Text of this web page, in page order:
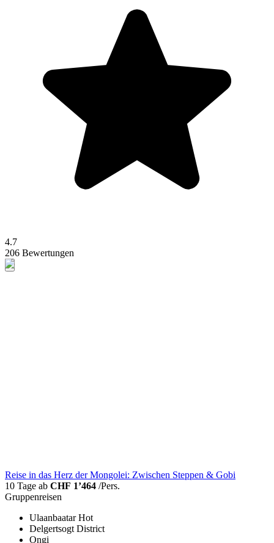
4.7
206 Bewertungen
Reise in das Herz der Mongolei: Zwischen Steppen & Gobi
10 Tage ab CHF 1’464 /Pers.
Gruppenreisen
Ulaanbaatar Hot
Delgertsogt District
Ongi